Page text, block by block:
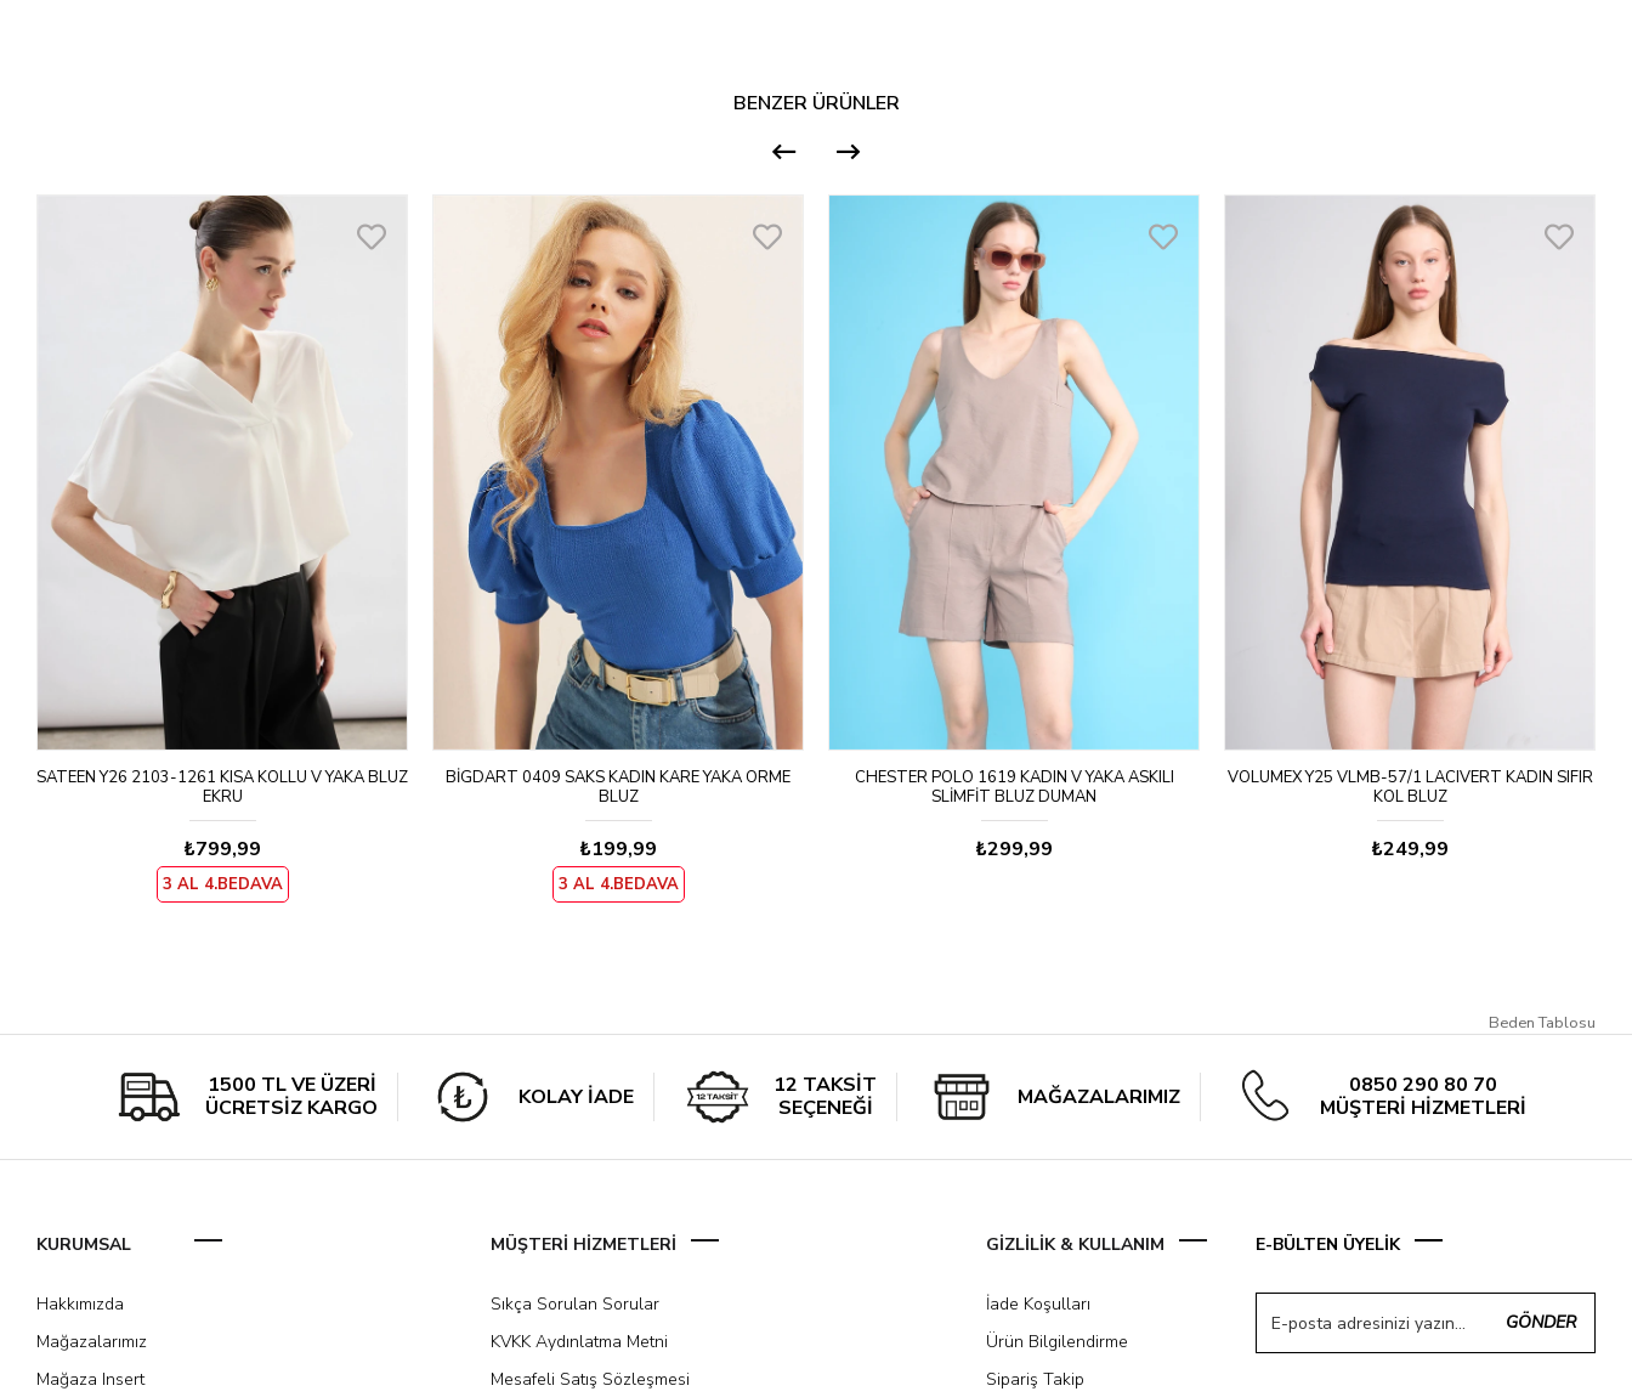
BENZER ÜRÜNLER
SATEEN Y26 2103-1261 KISA KOLLU V YAKA BLUZ
EKRU
₺799,99
3 AL 4.BEDAVA
BIGDART 0409 SAKS KADIN KARE YAKA ORME
BLUZ
₺199,99
3 AL 4.BEDAVA
CHESTER POLO 1619 KADIN V YAKA ASKILI
SLIMFIT BLUZ DUMAN
₺299,99
VOLUMEX Y25 VLMB-57/1 LACIVERT KADIN SIFIR
KOL BLUZ
₺249,99
Beden Tablosu
1500 TL VE ÜZERİ
ÜCRETSİZ KARGO
KOLAY İADE
12 TAKSİT
SEÇENEĞİ
MAĞAZALARIMIZ
0850 290 80 70
MÜŞTERİ HİZMETLERİ
KURUMSAL
Hakkımızda
Mağazalarımız
Mağaza Insert
MÜŞTERİ HİZMETLERİ
Sıkça Sorulan Sorular
KVKK Aydınlatma Metni
Mesafeli Satış Sözleşmesi
GİZLİLİK & KULLANIM
İade Koşulları
Ürün Bilgilendirme
Sipariş Takip
E-BÜLTEN ÜYELİK
GÖNDER